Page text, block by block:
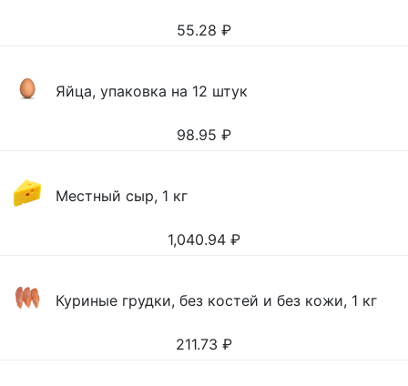
55.28 ₽
Яйца, упаковка на 12 штук
98.95 ₽
Местный сыр, 1 кг
1,040.94 ₽
Куриные грудки, без костей и без кожи, 1 кг
211.73 ₽